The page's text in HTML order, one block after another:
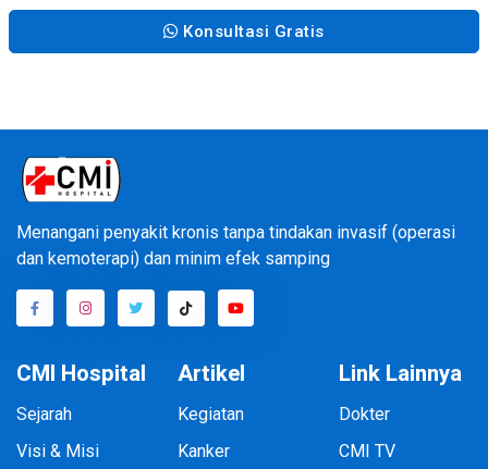
Konsultasi Gratis
Menangani penyakit kronis tanpa tindakan invasif (operasi
dan kemoterapi) dan minim efek samping
CMI Hospital
Sejarah
Visi & Misi
Artikel
Kegiatan
Kanker
Link Lainnya
Dokter
CMI TV